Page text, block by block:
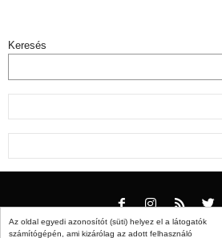
Az oldal egyedi azonosítót (süti) helyez el a látogatók
számítógépén, ami kizárólag az adott felhasználó
Keresés